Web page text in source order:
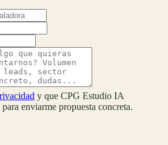
y que CPG Estudio IA
enviarme propuesta concreta.